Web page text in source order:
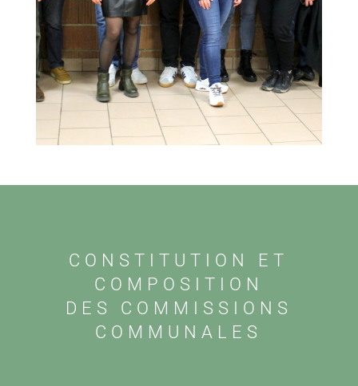
CONSTITUTION ET
COMPOSITION
DES COMMISSIONS
COMMUNALES